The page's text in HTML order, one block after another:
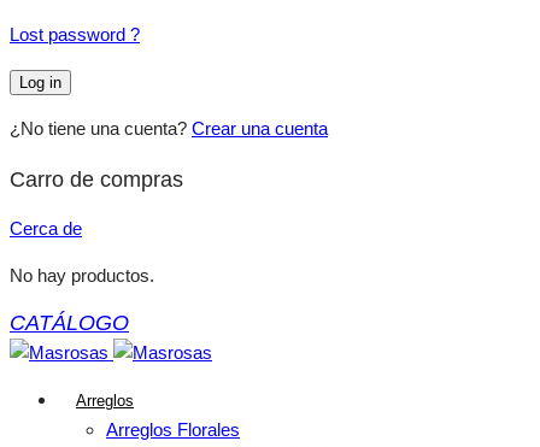
Lost password ?
Log in
¿No tiene una cuenta? Crear una cuenta
Carro de compras
Cerca de
No hay productos.
Arreglos
Arreglos Florales